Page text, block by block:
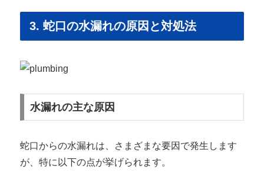
3. 蛇口の水漏れの原因と対処法
水漏れの主な原因
蛇口からの水漏れは、さまざまな要因で発生します
が、特に以下の点が挙げられます。